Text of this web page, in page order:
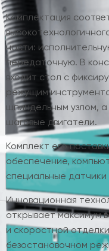
Комплектация
части:
передаточную. В
входит стол с
режущим
шпиндельным узлом,
шаговые двигатели.
Комплект его
обеспечение,
специальные датчики
Инновационная
открывает максимум
и скоростной
безостановочном